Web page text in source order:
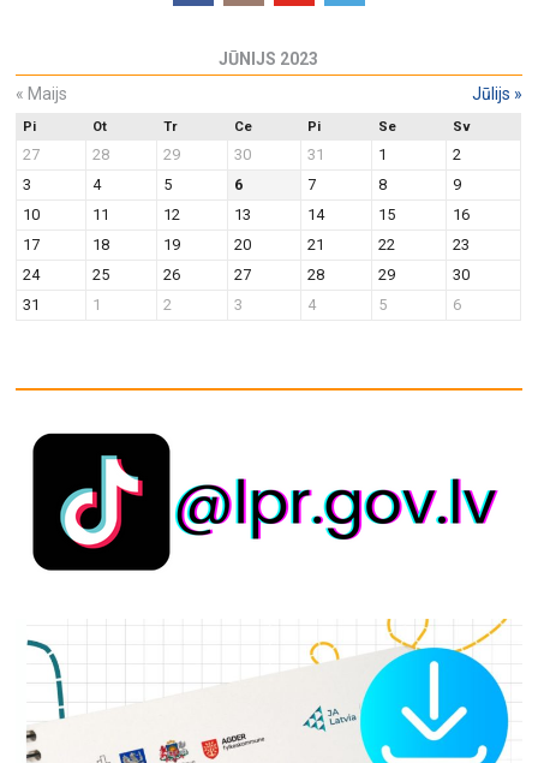
s
N
a
v
g
a
t
n
t
i
o
n
JŪNIJS 2023
« Maijs Jūlijs »
Pi Ot Tr Ce Pi Se Sv
27 28 29 30 31 1
2
3
4 5 6 7 8
9
10
11 12 13 14 15
16
17
18 19 20 21 22
23
24
25 26 27 28 29
30
31
1 2 3 4 5 6